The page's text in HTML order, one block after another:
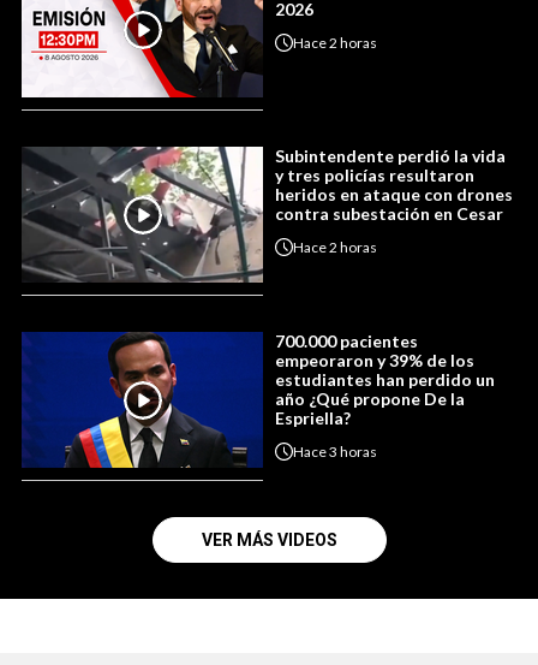
2026
Hace2 horas
Subintendente perdió la vida
y tres policías resultaron
heridos en ataque con drones
contra subestación en Cesar
Hace2 horas
700.000 pacientes
empeoraron y 39% de los
estudiantes han perdido un
año ¿Qué propone De la
Espriella?
Hace3 horas
VER MÁS VIDEOS